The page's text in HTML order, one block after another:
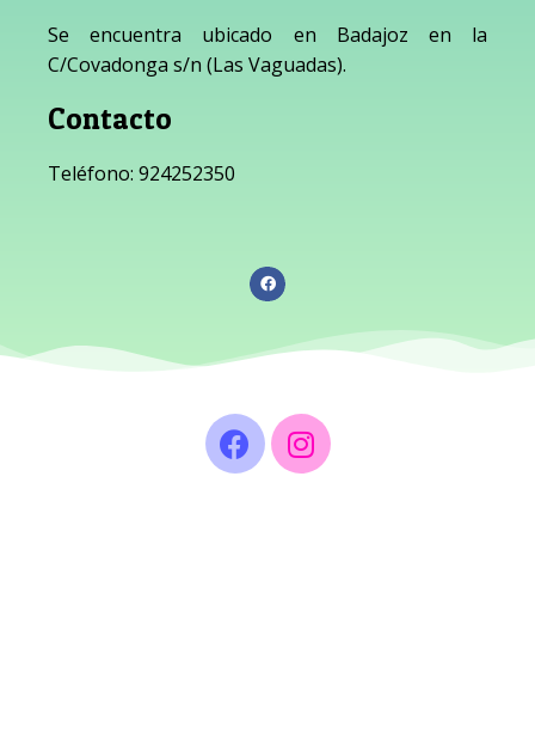
Se encuentra ubicado en Badajoz en la
C/Covadonga s/n (Las Vaguadas).
Contacto
Teléfono: 924252350